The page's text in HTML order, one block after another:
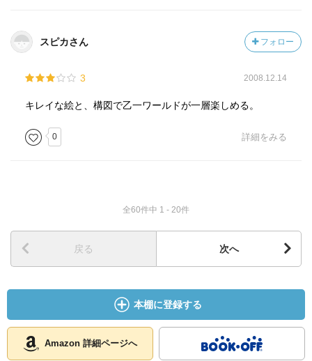
スピカさん フォロー
3 2008.12.14
キレイな絵と、構図で乙一ワールドが一層楽しめる。
0 詳細をみる
全60件中 1 - 20件
戻る 次へ
本棚に登録する
Amazon 詳細ページへ